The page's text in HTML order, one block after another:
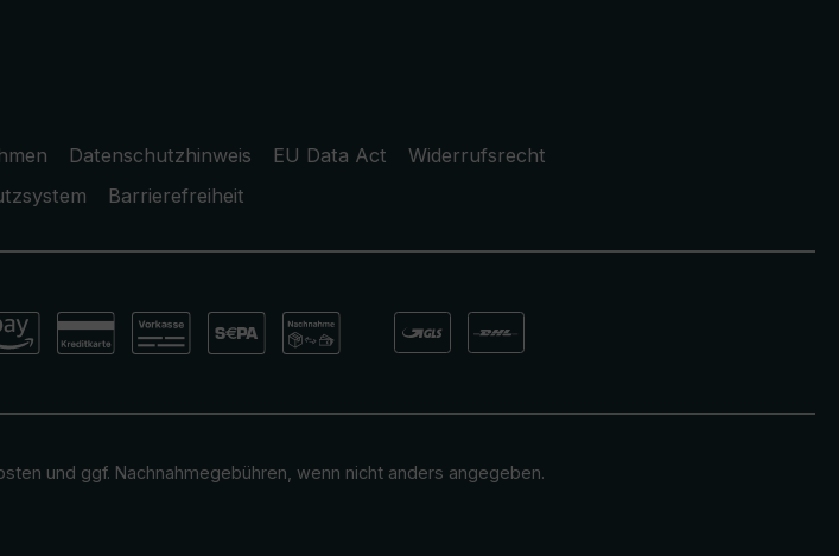
Datenschutzhinweis EU Data Act
Widerrufsrecht
Barrierefreiheit
und ggf. Nachnahmegebühren, wenn nicht anders angegeben.